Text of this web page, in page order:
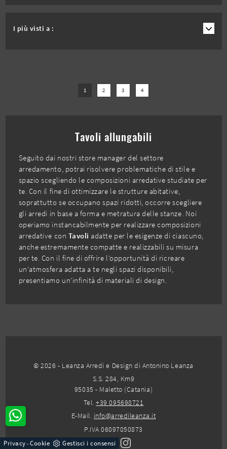
I più visti a :
1 2 3 4
Tavoli allungabili
Seguito dai nostri store manager del settore
arredamento, potrai risolvere problematiche di stile e
spazio scegliendo le composizioni arredative studiate per
te. Con il fine di ottimizzare le strutture abitative,
soprattutto se occupano spazi ridotti, occorre scegliere
gli arredi in base a forma e metratura delle stanze. Noi
operiamo instancabilmente per realizzare composizioni
arredative con Tavoli adatte per le esigenze di ciascuno,
anche estremamente compatte e realizzabili su misura
per te. Con il fine di offrire l'opportunità di ricreare
un'atmosfera adatta a te negli spazi disponibili,
presentiamo un'infinità di materiali di design.
© 2026 - Leanza Arredi e Design di Antonino Leanza
S.S. 284, Km9
95035 - Maletto (Catania)
Tel.+39 095698721
E-Mail. info@arredileanza.it
P.IVA 06097050873
Privacy -Cookie Gestisci i consensi